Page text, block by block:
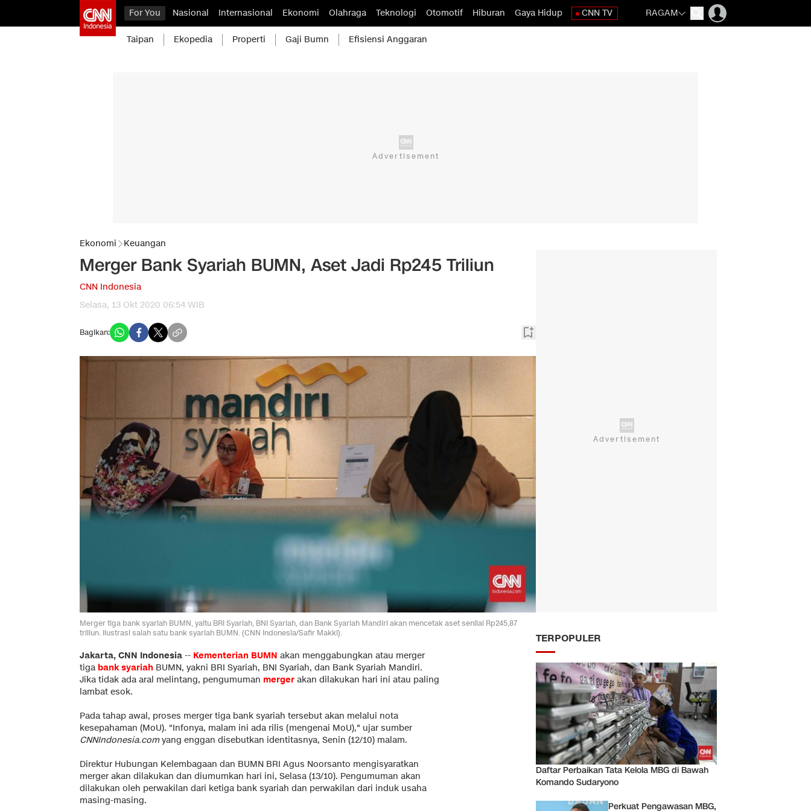
For You Nasional Internasional Ekonomi Olahraga Teknologi Otomotif Hiburan Gaya Hidup CNN TV RAGAM
Taipan Ekopedia Properti Gaji Bumn Efisiensi Anggaran
Ekonomi Keuangan
Merger Bank Syariah BUMN, Aset Jadi Rp245 Triliun
CNN Indonesia
Selasa, 13 Okt 2020 06:54 WIB
Bagikan:
Merger tiga bank syariah BUMN, yaitu BRI Syariah, BNI Syariah, dan Bank Syariah Mandiri akan mencetak aset senilai Rp245,87
triliun. Ilustrasi salah satu bank syariah BUMN. (CNN Indonesia/Safir Makki).
Jakarta, CNN Indonesia -- Kementerian BUMN akan menggabungkan atau merger
tiga bank syariah BUMN, yakni BRI Syariah, BNI Syariah, dan Bank Syariah Mandiri.
Jika tidak ada aral melintang, pengumuman merger akan dilakukan hari ini atau paling
lambat esok.
Pada tahap awal, proses merger tiga bank syariah tersebut akan melalui nota
kesepahaman (MoU). "Infonya, malam ini ada rilis (mengenai MoU)," ujar sumber
CNNIndonesia.comyang enggan disebutkan identitasnya, Senin (12/10) malam.
Direktur Hubungan Kelembagaan dan BUMN BRI Agus Noorsanto mengisyaratkan
merger akan dilakukan dan diumumkan hari ini, Selasa (13/10). Pengumuman akan
dilakukan oleh perwakilan dari ketiga bank syariah dan perwakilan dari induk usaha
masing-masing.
TERPOPULER
Daftar Perbaikan Tata Kelola MBG di Bawah
Komando Sudaryono
Perkuat Pengawasan MBG,